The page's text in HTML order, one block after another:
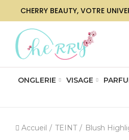
CHERRY BEAUTY, VOTRE
ONGLERIE VISAGE
Accueil TEINT Blush